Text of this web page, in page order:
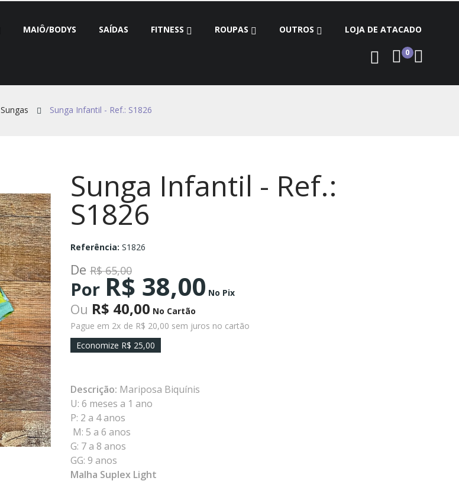
MAIÔ/BODYS SAÍDAS FITNESS ROUPAS OUTROS LOJA DE ATACADO
0
Sungas Sunga Infantil - Ref.: S1826
Sunga Infantil - Ref.:
S1826
Referência: S1826
De R$ 65,00
Por R$ 38,00 No Pix
Ou R$ 40,00 No Cartão
Pague em 2x de R$ 20,00 sem juros no cartão
Economize R$ 25,00
Descrição: Mariposa Biquínis
U: 6 meses a 1 ano
P: 2 a 4 anos
M: 5 a 6 anos
G: 7 a 8 anos
GG: 9 anos
Malha Suplex Light